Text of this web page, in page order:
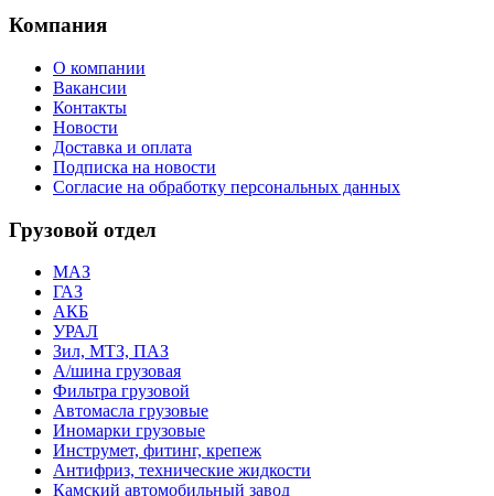
Компания
О компании
Вакансии
Контакты
Новости
Доставка и оплата
Подписка на новости
Согласие на обработку персональных данных
Грузовой отдел
МАЗ
ГАЗ
АКБ
УРАЛ
Зил, МТЗ, ПАЗ
А/шина грузовая
Фильтра грузовой
Автомасла грузовые
Иномарки грузовые
Инструмет, фитинг, крепеж
Антифриз, технические жидкости
Камский автомобильный завод